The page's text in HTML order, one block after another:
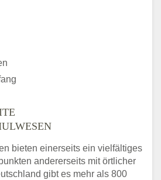
bieten einerseits ein vielfältiges
andererseits mit örtlicher
gibt es mehr als 800